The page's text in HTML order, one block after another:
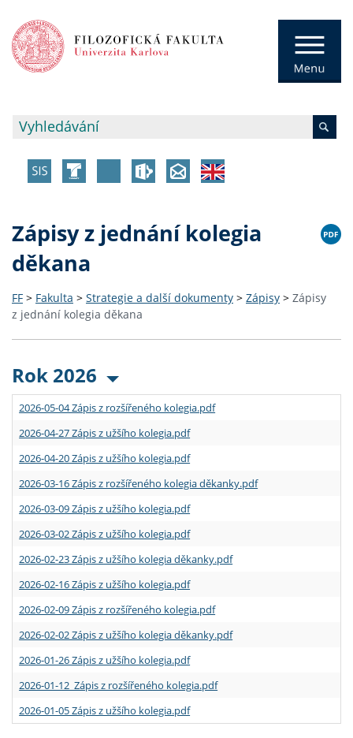
Zápisy z jednání kolegia
děkana
FF > Fakulta > Strategie a další dokumenty > Zápisy > Zápisy
z jednání kolegia děkana
Rok 2026
2026-05-04 Zápis z rozšířeného kolegia.pdf
2026-04-27 Zápis z užšího kolegia.pdf
2026-04-20 Zápis z užšího kolegia.pdf
2026-03-16 Zápis z rozšířeného kolegia děkanky.pdf
2026-03-09 Zápis z užšího kolegia.pdf
2026-03-02 Zápis z užšího kolegia.pdf
2026-02-23 Zápis z užšího kolegia děkanky.pdf
2026-02-16 Zápis z užšího kolegia.pdf
2026-02-09 Zápis z rozšířeného kolegia.pdf
2026-02-02 Zápis z užšího kolegia děkanky.pdf
2026-01-26 Zápis z užšího kolegia.pdf
2026-01-12 Zápis z rozšířeného kolegia.pdf
2026-01-05 Zápis z užšího kolegia.pdf